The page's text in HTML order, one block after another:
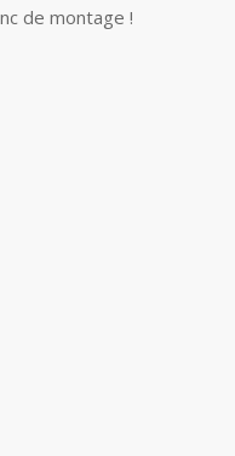
de montage !